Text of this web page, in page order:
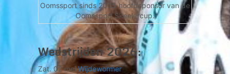
Oomssport sinds 2005 hoofdsponsor van de
Oomssport Skeelercup.
Wedstrijden 2026:
Zat. 02 meiWijdewormer